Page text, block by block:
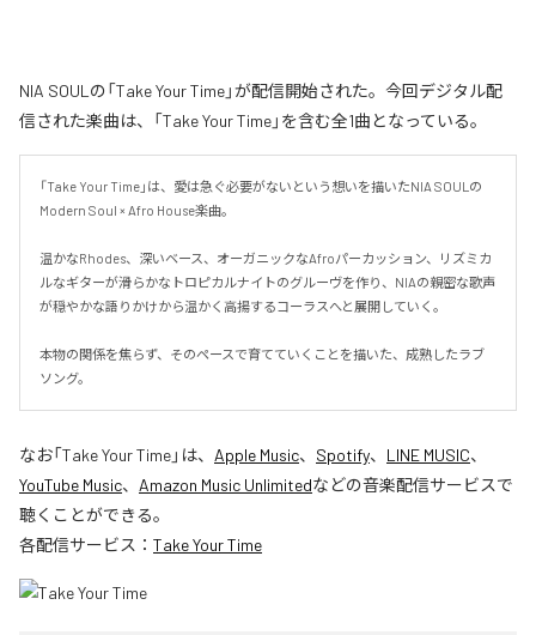
NIA SOULの「Take Your Time」が配信開始された。今回デジタル配
信された楽曲は、「Take Your Time」を含む全1曲となっている。
「Take Your Time」は、愛は急ぐ必要がないという想いを描いたNIA SOULの
Modern Soul × Afro House楽曲。
温かなRhodes、深いベース、オーガニックなAfroパーカッション、リズミカ
ルなギターが滑らかなトロピカルナイトのグルーヴを作り、NIAの親密な歌声
が穏やかな語りかけから温かく高揚するコーラスへと展開していく。
本物の関係を焦らず、そのペースで育てていくことを描いた、成熟したラブ
ソング。
なお「Take Your Time」は、 Apple Music、 Spotify、 LINE MUSIC、
YouTube Music、 Amazon Music Unlimitedなどの音楽配信サービスで
聴くことができる。
各配信サービス： Take Your Time